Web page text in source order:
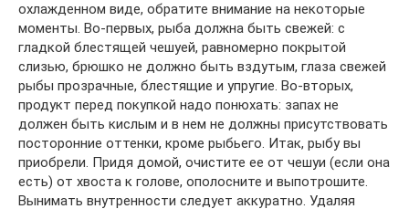
охлажденном виде, обратите внимание на некоторые
моменты. Во-первых, рыба должна быть свежей: с
гладкой блестящей чешуей, равномерно покрытой
слизью, брюшко не должно быть вздутым, глаза свежей
рыбы прозрачные, блестящие и упругие. Во-вторых,
продукт перед покупкой надо понюхать: запах не
должен быть кислым и в нем не должны присутствовать
посторонние оттенки, кроме рыбьего. Итак, рыбу вы
приобрели. Придя домой, очистите ее от чешуи (если она
есть) от хвоста к голове, ополосните и выпотрошите.
Вынимать внутренности следует аккуратно. Удаляя